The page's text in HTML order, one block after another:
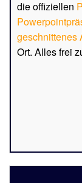
die offiziellen
geschnittenes
Ort. Alles frei